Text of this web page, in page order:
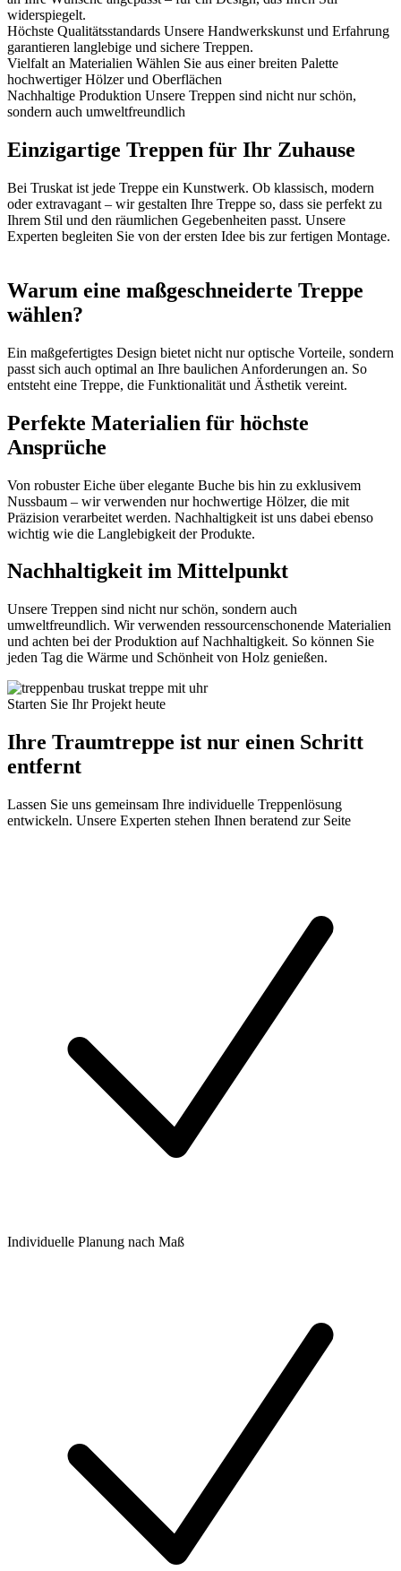
widerspiegelt.
Höchste Qualitätsstandards Unsere Handwerkskunst und Erfahrung
garantieren langlebige und sichere Treppen.
Vielfalt an Materialien Wählen Sie aus einer breiten Palette
hochwertiger Hölzer und Oberflächen
Nachhaltige Produktion Unsere Treppen sind nicht nur schön,
sondern auch umweltfreundlich
Einzigartige Treppen für Ihr Zuhause
Bei Truskat ist jede Treppe ein Kunstwerk. Ob klassisch, modern
oder extravagant – wir gestalten Ihre Treppe so, dass sie perfekt zu
Ihrem Stil und den räumlichen Gegebenheiten passt. Unsere
Experten begleiten Sie von der ersten Idee bis zur fertigen Montage.
Warum eine maßgeschneiderte Treppe
wählen?
Ein maßgefertigtes Design bietet nicht nur optische Vorteile, sondern
passt sich auch optimal an Ihre baulichen Anforderungen an. So
entsteht eine Treppe, die Funktionalität und Ästhetik vereint.
Perfekte Materialien für höchste
Ansprüche
Von robuster Eiche über elegante Buche bis hin zu exklusivem
Nussbaum – wir verwenden nur hochwertige Hölzer, die mit
Präzision verarbeitet werden. Nachhaltigkeit ist uns dabei ebenso
wichtig wie die Langlebigkeit der Produkte.
Nachhaltigkeit im Mittelpunkt
Unsere Treppen sind nicht nur schön, sondern auch
umweltfreundlich. Wir verwenden ressourcenschonende Materialien
und achten bei der Produktion auf Nachhaltigkeit. So können Sie
jeden Tag die Wärme und Schönheit von Holz genießen.
Starten Sie Ihr Projekt heute
Ihre Traumtreppe ist nur einen Schritt
entfernt
Lassen Sie uns gemeinsam Ihre individuelle Treppenlösung
entwickeln. Unsere Experten stehen Ihnen beratend zur Seite
Individuelle Planung nach Maß